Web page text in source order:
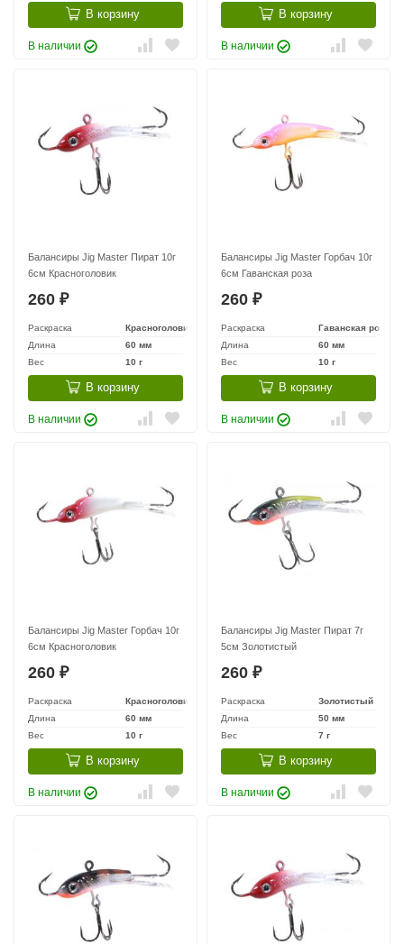
В корзину
В наличии
В корзину
В наличии
Балансиры Jig Master Пират 10г
6см Красноголовик
260 ₽
Раскраска
Красноголовик
Длина
60 мм
Вес
10 г
В корзину
В наличии
Балансиры Jig Master Горбач 10г
6см Гаванская роза
260 ₽
Раскраска
Гаванская роза
Длина
60 мм
Вес
10 г
В корзину
В наличии
Балансиры Jig Master Горбач 10г
6см Красноголовик
260 ₽
Раскраска
Красноголовик
Длина
60 мм
Вес
10 г
В корзину
В наличии
Балансиры Jig Master Пират 7г
5см Золотистый
260 ₽
Раскраска
Золотистый
Длина
50 мм
Вес
7 г
В корзину
В наличии